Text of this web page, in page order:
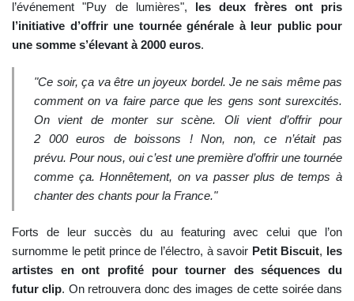
l’événement "Puy de lumières",
les deux frères ont pris
l’initiative d’offrir une tournée générale à leur public pour
une somme s’élevant à 2000 euros.
"Ce soir, ça va être un joyeux bordel. Je ne sais même pas
comment on va faire parce que les gens sont surexcités.
On vient de monter sur scène. Oli vient d’offrir pour
2 000 euros de boissons ! Non, non, ce n’était pas
prévu. Pour nous, oui c’est une première d’offrir une tournée
comme ça. Honnêtement, on va passer plus de temps à
chanter des chants pour la France."
Forts de leur succès du au featuring avec celui que l’on
surnomme le petit prince de l’électro, à savoir Petit Biscuit,
les
artistes en ont profité pour tourner des séquences du
futur clip. On retrouvera donc des images de cette soirée dans